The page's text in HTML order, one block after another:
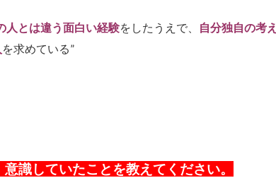
人とは違う面白い経験をしたうえで、
自分独自の考え
を求めている”
識していたことを教えてください。